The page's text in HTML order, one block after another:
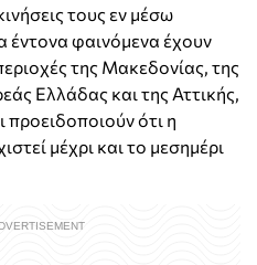
τους εν μέσω
έντονα φαινόμενα έχουν
της Μακεδονίας, της
Ελλάδας και της Αττικής,
προειδοποιούν ότι η
μέχρι και το μεσημέρι